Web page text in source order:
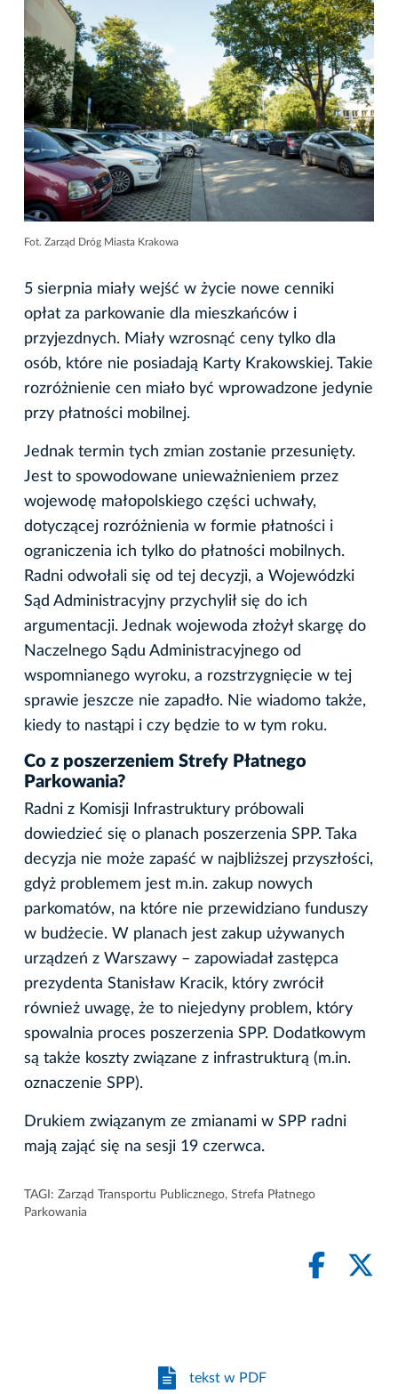
Fot. Zarząd Dróg Miasta Krakowa
5 sierpnia miały wejść w życie nowe cenniki
opłat za parkowanie dla mieszkańców i
przyjezdnych. Miały wzrosnąć ceny tylko dla
osób, które nie posiadają Karty Krakowskiej. Takie
rozróżnienie cen miało być wprowadzone jedynie
przy płatności mobilnej.
Jednak termin tych zmian zostanie przesunięty.
Jest to spowodowane unieważnieniem przez
wojewodę małopolskiego części uchwały,
dotyczącej rozróżnienia w formie płatności i
ograniczenia ich tylko do płatności mobilnych.
Radni odwołali się od tej decyzji, a Wojewódzki
Sąd Administracyjny przychylił się do ich
argumentacji. Jednak wojewoda złożył skargę do
Naczelnego Sądu Administracyjnego od
wspomnianego wyroku, a rozstrzygnięcie w tej
sprawie jeszcze nie zapadło. Nie wiadomo także,
kiedy to nastąpi i czy będzie to w tym roku.
Co z poszerzeniem Strefy Płatnego
Parkowania?
Radni z Komisji Infrastruktury próbowali
dowiedzieć się o planach poszerzenia SPP. Taka
decyzja nie może zapaść w najbliższej przyszłości,
gdyż problemem jest m.in. zakup nowych
parkomatów, na które nie przewidziano funduszy
w budżecie. W planach jest zakup używanych
urządzeń z Warszawy – zapowiadał zastępca
prezydenta Stanisław Kracik, który zwrócił
również uwagę, że to niejedyny problem, który
spowalnia proces poszerzenia SPP. Dodatkowym
są także koszty związane z infrastrukturą (m.in.
oznaczenie SPP).
Drukiem związanym ze zmianami w SPP radni
mają zająć się na sesji 19 czerwca.
TAGI: Zarząd Transportu Publicznego, Strefa Płatnego
Parkowania
tekst w PDF